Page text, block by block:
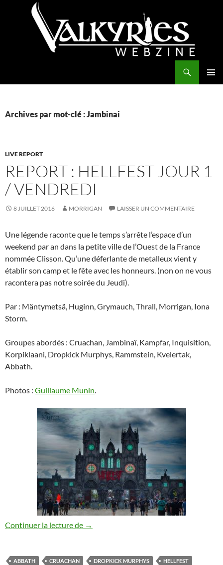
Archives par mot-clé : Jambinai
LIVE REPORT
REPORT : HELLFEST JOUR 1
/ VENDREDI
8 JUILLET 2016 MORRIGAN LAISSER UN COMMENTAIRE
Une légende raconte que le temps s’arrête l’espace d’un
weekend par an dans la petite ville de l’Ouest de la France
nommée Clisson. Qu’une déferlante de metalleux vient y
établir son camp et le fête avec les honneurs. (non on ne vous
racontera pas notre soirée du Jeudi).
Par : Mäntymetsä, Huginn, Grymauch, Thrall, Morrigan, Iona
Storm.
Groupes abordés : Cruachan, Jambinaï, Kampfar, Inquisition,
Korpiklaani, Dropkick Murphys, Rammstein, Kvelertak,
Abbath.
Photos : Guillaume Munin.
Continuer la lecture de Report : Hellfest Jour 1 / Vendredi
→
ABBATH CRUACHAN DROPKICK MURPHYS
HELLFEST